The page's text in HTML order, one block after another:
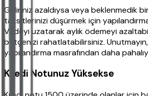
Geliriniz azaldıysa veya beklenmedik
taksitlerinizi düşürmek için
Vadeyi uzatarak aylık ödemeyi
bütçenizi rahatlatabilirsiniz.
yapılandırma masrafından daha
Kredi Notunuz Yüksekse